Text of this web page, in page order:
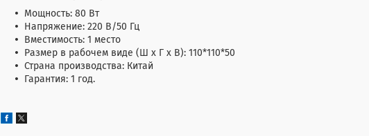
Мощность: 80 Вт
Напряжение: 220 В/50 Гц
Вместимость: 1 место
Размер в рабочем виде (Ш х Г х В): 110*110*50
Страна производства: Китай
Гарантия: 1 год.